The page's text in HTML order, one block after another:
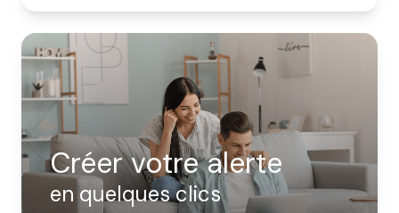
Créer votre alerte
en quelques clics